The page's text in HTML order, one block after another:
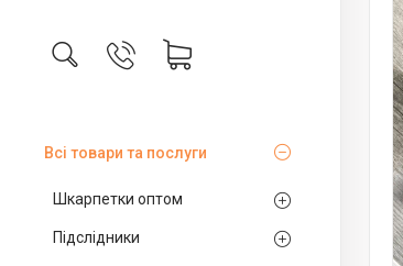
Всі товари та послуги
Шкарпетки оптом
Підслідники